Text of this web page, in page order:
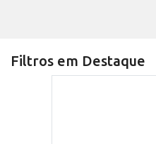
Filtros em Destaque